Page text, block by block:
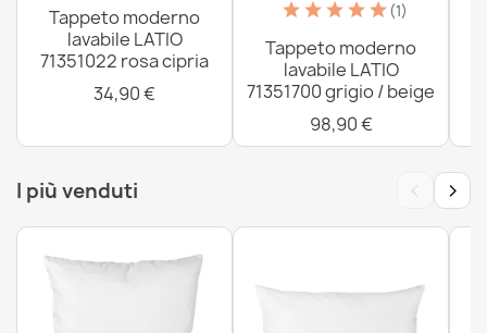
Tappeto moderno
lavabile LATIO
71351022 rosa cipria
34,90 €
(1)
Tappeto moderno
lavabile LATIO
71351700 grigio / beige
98,90 €
I più venduti ‹ ›